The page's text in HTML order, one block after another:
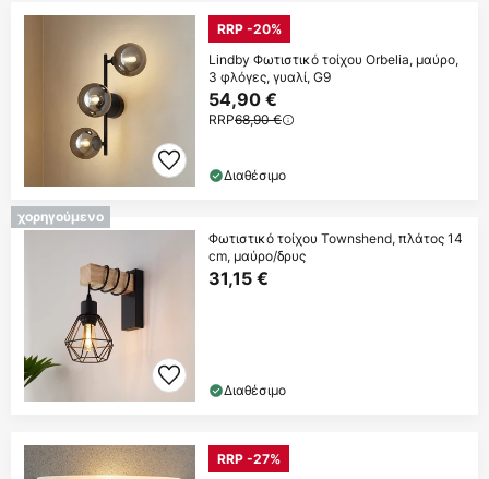
RRP -20%
Lindby Φωτιστικό τοίχου Orbelia, μαύρο,
3 φλόγες, γυαλί, G9
54,90 €
RRP68,90 €
Διαθέσιμο
χορηγούμενο
Φωτιστικό τοίχου Townshend, πλάτος 14
cm, μαύρο/δρυς
31,15 €
Διαθέσιμο
RRP -27%